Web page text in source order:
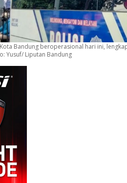
Kota Bandung beroperasional hari ini,
Yusuf/ Liputan Bandung